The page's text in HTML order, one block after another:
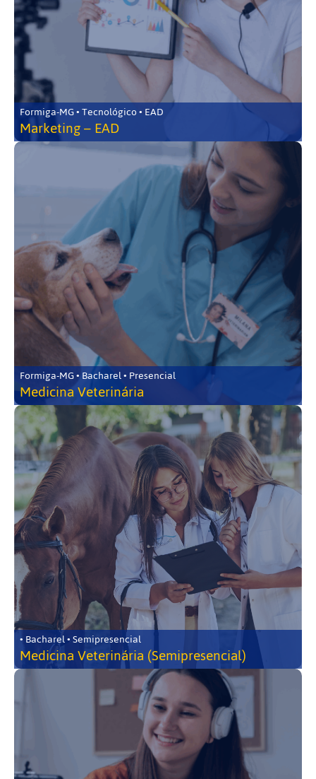
Formiga-MG • Tecnológico • EAD
Marketing – EAD
Formiga-MG • Bacharel • Presencial
Medicina Veterinária
• Bacharel • Semipresencial
Medicina Veterinária (Semipresencial)